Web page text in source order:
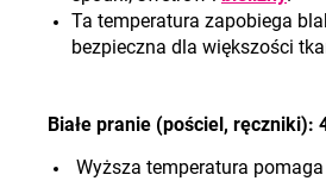
Ta temperatura zapobiega
bezpieczna dla większości
Białe pranie (pościel, ręczniki):
Wyższa temperatura